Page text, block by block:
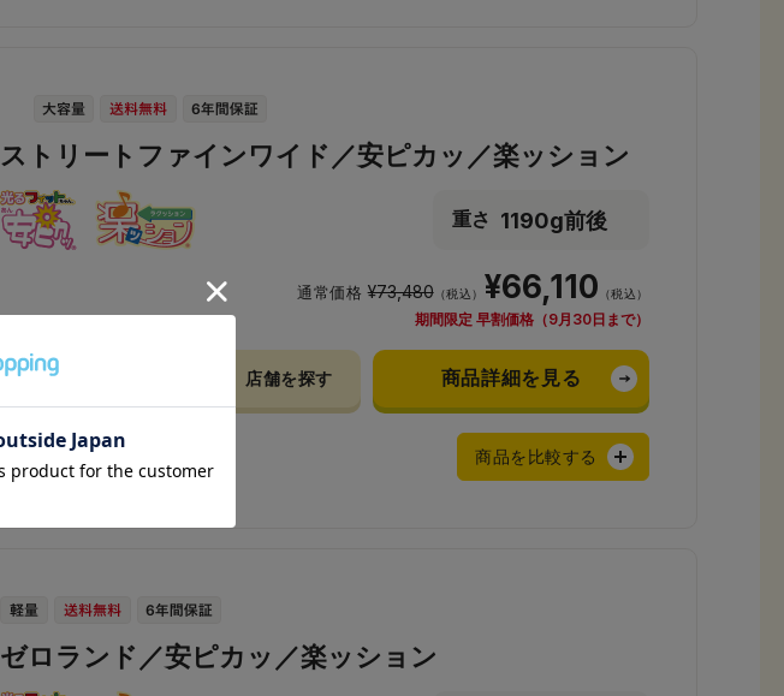
ストリートファインワイド／安ピカッ／楽ッション
重さ 1190g前後
通常価格¥73,480（税込） ¥66,110 （税込）
期間限定 早割価格（9月30日まで）
店舗を探す 商品詳細を見る
商品を比較する
ゼロランド／安ピカッ／楽ッション